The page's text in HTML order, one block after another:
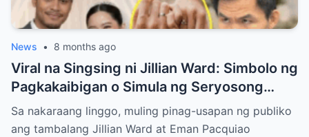
News • 8 months ago
Viral na Singsing ni Jillian Ward: Simbolo ng
Pagkakaibigan o Simula ng Seryosong
Relasyon kay Eman Pacquiao?
Sa nakaraang linggo, muling pinag-usapan ng publiko
ang tambalang Jillian Ward at Eman Pacquiao